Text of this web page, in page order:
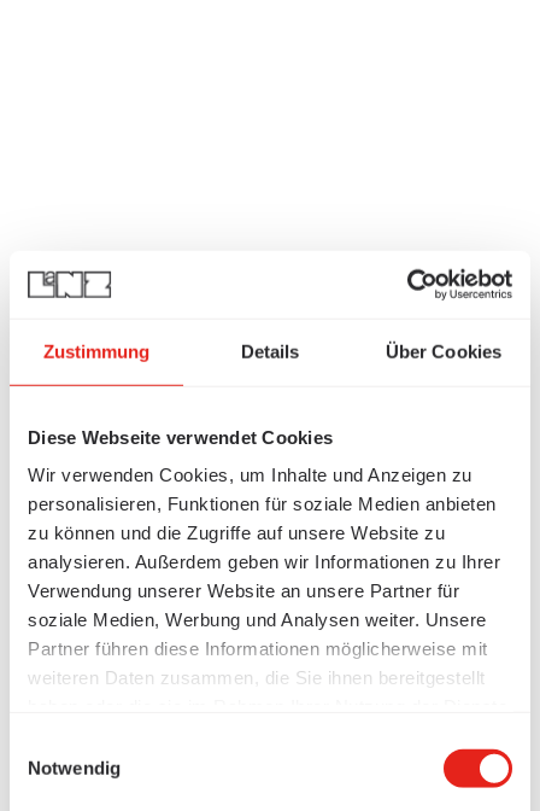
Zustimmung Details Über Cookies
Diese Webseite verwendet Cookies
Wir verwenden Cookies, um Inhalte und Anzeigen zu
personalisieren, Funktionen für soziale Medien anbieten
zu können und die Zugriffe auf unsere Website zu
analysieren. Außerdem geben wir Informationen zu Ihrer
Verwendung unserer Website an unsere Partner für
soziale Medien, Werbung und Analysen weiter. Unsere
Partner führen diese Informationen möglicherweise mit
weiteren Daten zusammen, die Sie ihnen bereitgestellt
Notwendig